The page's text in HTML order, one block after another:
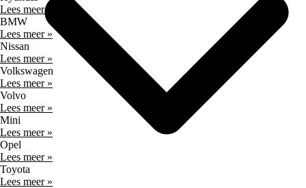
Lees meer »
BMW
Lees meer »
Nissan
Lees meer »
Volkswagen
Lees meer »
Volvo
Lees meer »
Mini
Lees meer »
Opel
Lees meer »
Toyota
Lees meer »